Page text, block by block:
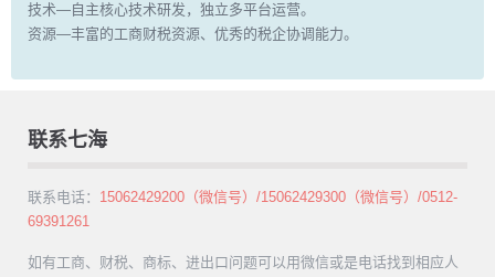
技术—自主核心技术研发，独立多平台运营。
资源—丰富的工商财税资源、优秀的税企协调能力。
联系七海
联系电话： 15062429200（微信号）/15062429300（微信号）/0512-
69391261
如有工商、财税、商标、进出口问题可以用微信或是电话找到相应人